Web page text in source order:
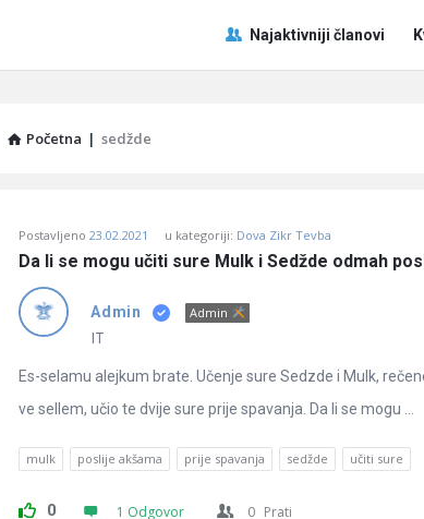
Pitaj
Učene
Najaktivniji članovi
Početna | sedžde
Učene
Latest
Pitanja
Postavljeno 23.02.2021 u kategoriji: Dova Zikr Tevba
Da li se mogu učiti sure Mulk i Sedžde odmah
Admin Admin
IT
Es-selamu alejkum brate. Učenje sure Sedzde i Mulk,
ve sellem, učio te dvije sure prije spavanja. Da li se mogu ...
mulk poslije akšama prije spavanja sedžde učiti sure
0 1 Odgovor 0 Prati